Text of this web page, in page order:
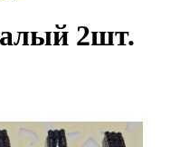
2шт.